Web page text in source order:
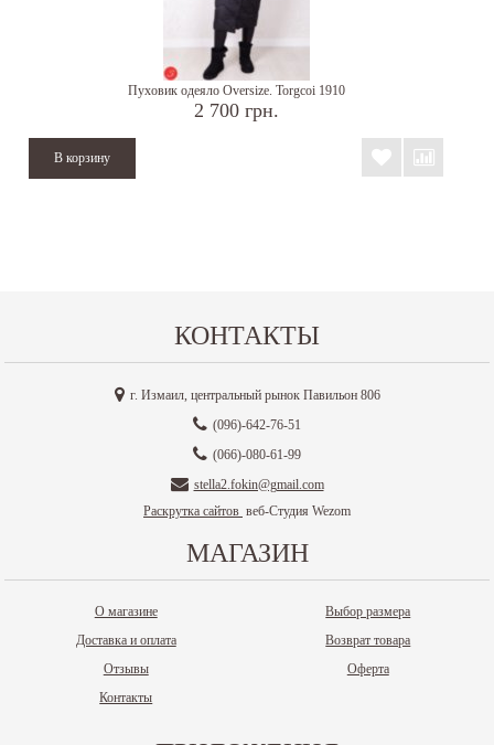
Пуховик одеяло Oversize. Torgcoi 1910
2 700 грн.
КОНТАКТЫ
г. Измаил, центральный рынок Павильон 806
(096)-642-76-51
(066)-080-61-99
stella2.fokin@gmail.com
Раскрутка сайтов веб-Студия Wezom
МАГАЗИН
О магазине
Выбор размера
Доставка и оплата
Возврат товара
Отзывы
Оферта
Контакты